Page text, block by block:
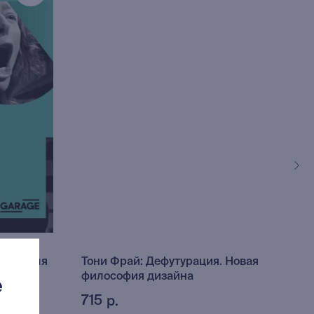
Время
Тони Фрай: Дефутурация. Новая
философия дизайна
715 р.